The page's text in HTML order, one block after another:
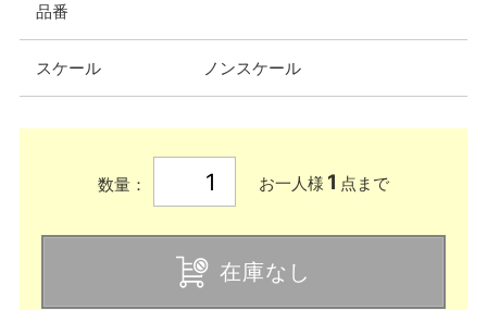
品番
スケール ノンスケール
数量： お一人様 1 点まで
在庫なし